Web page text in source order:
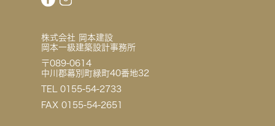
株式会社 岡本建設
岡本一級建築設計事務所
〒089-0614
中川郡幕別町緑町40番地32
TEL 0155-54-2733
FAX 0155-54-2651